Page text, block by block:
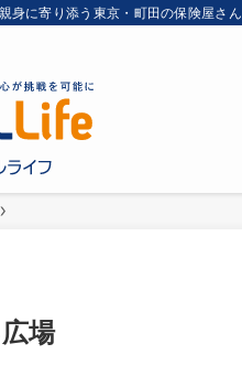
身に寄り添う東京・町田の保険屋さん
場